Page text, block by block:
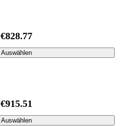
€828.77
Auswählen
€915.51
Auswählen